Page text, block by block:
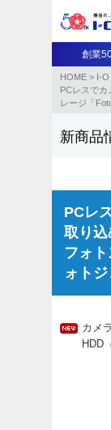
創業
HOME > I-O
PCレスでカ
レージ「
新商品
PCレ
取り込
フォ
ォト
カメ
HDD